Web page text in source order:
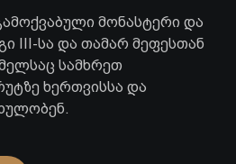
მონასტერი და
III-სა და თამარ მეფესთან
სამხრეთ
ხერთვისსა და